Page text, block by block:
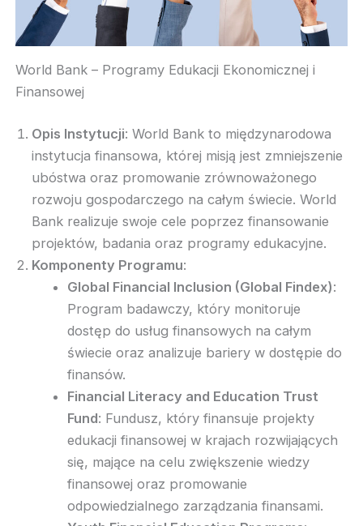
World Bank – Programy Edukacji Ekonomicznej i
Finansowej
Opis Instytucji: World Bank to międzynarodowa
instytucja finansowa, której misją jest zmniejszenie
ubóstwa oraz promowanie zrównoważonego
rozwoju gospodarczego na całym świecie. World
Bank realizuje swoje cele poprzez finansowanie
projektów, badania oraz programy edukacyjne.
Komponenty Programu:
Global Financial Inclusion (Global Findex):
Program badawczy, który monitoruje
dostęp do usług finansowych na całym
świecie oraz analizuje bariery w dostępie do
finansów.
Financial Literacy and Education Trust
Fund: Fundusz, który finansuje projekty
edukacji finansowej w krajach rozwijających
się, mające na celu zwiększenie wiedzy
finansowej oraz promowanie
odpowiedzialnego zarządzania finansami.